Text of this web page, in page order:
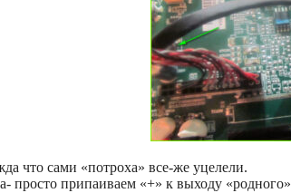
что сами «потроха» все-же уцелели.
припаиваем «+» к выходу